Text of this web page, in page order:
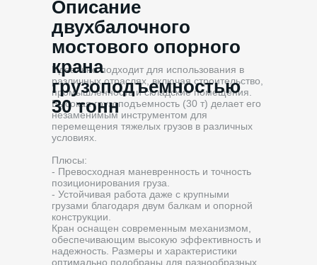
Идеально подходит для использования в
различных отраслях, включая строительство,
промышленность и складские помещения.
Высокая грузоподъемность (30 т) делает его
незаменимым инструментом для
перемещения тяжелых грузов в различных
условиях.
Плюсы:
- Превосходная маневренность и точность
позиционирования груза.
- Устойчивая работа даже с крупными
грузами благодаря двум балкам и опорной
конструкции.
Кран оснащен современным механизмом,
обеспечивающим высокую эффективность и
надежность. Размеры и характеристики
оптимально подобраны для разнообразных
Описание
двухбалочного
мостового опорного
крана
грузоподъемностью
30 тонн